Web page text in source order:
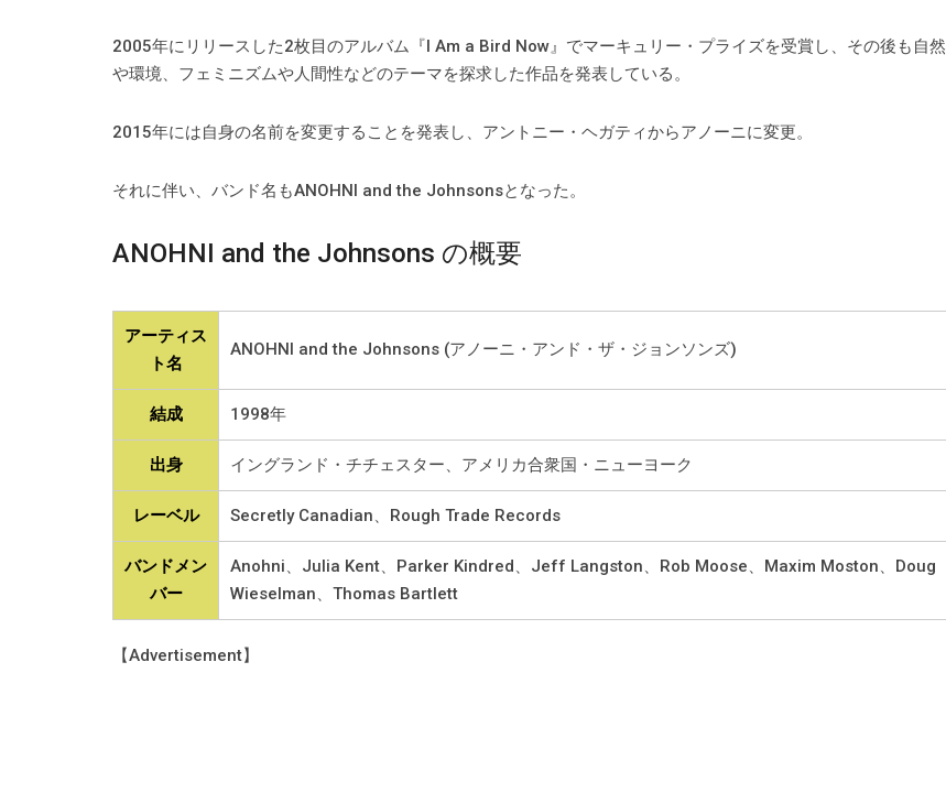
2005年にリリースした2枚目のアルバム『I Am a Bird Now』でマーキュリー・プライズを受賞し、その後も自然
や環境、フェミニズムや人間性などのテーマを探求した作品を発表している。
2015年には自身の名前を変更することを発表し、アントニー・ヘガティからアノーニに変更。
それに伴い、バンド名もANOHNI and the Johnsonsとなった。
ANOHNI and the Johnsons の概要
アーティス
ト名
ANOHNI and the Johnsons (アノーニ・アンド・ザ・ジョンソンズ)
結成 1998年
出身 イングランド・チチェスター、アメリカ合衆国・ニューヨーク
レーベル Secretly Canadian、Rough Trade Records
バンドメン
バー
Anohni、Julia Kent、Parker Kindred、Jeff Langston、Rob Moose、Maxim Moston、Doug
Wieselman、Thomas Bartlett
【Advertisement】